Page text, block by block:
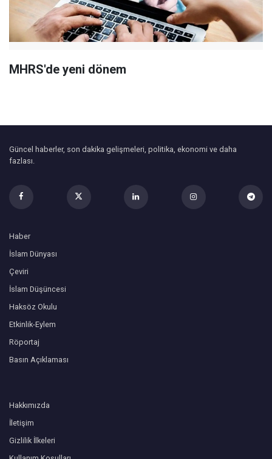
MHRS'de yeni dönem
Güncel haberler, son dakika gelişmeleri, politika, ekonomi ve daha
fazlası.
Haber
İslam Dünyası
Çeviri
İslam Düşüncesi
Haksöz Okulu
Etkinlik-Eylem
Röportaj
Basın Açıklaması
Hakkımızda
İletişim
Gizlilik İlkeleri